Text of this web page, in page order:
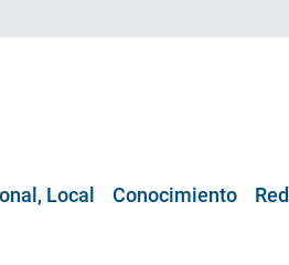
Local Conocimiento